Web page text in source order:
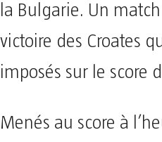
la Bulgarie. Un
victoire des Croates
imposés sur le score
Menés au score à